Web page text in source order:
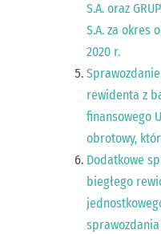
S.A. oraz
S.A. za okres
2020 r.
rewidenta z
finansowego
obrotowy,
Dodatkowe
biegłego